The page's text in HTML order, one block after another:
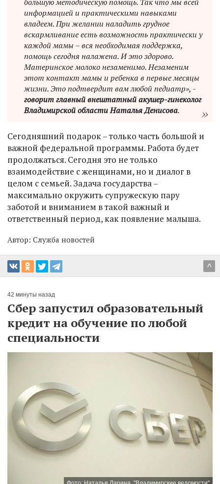
информацией и практическими навыками
владеем. При желании наладить грудное
вскармливание есть возможность практически у
каждой мамы – вся необходимая поддержка,
помощь сегодня налажена. И это здорово.
Материнское молоко незаменимо. Незаменим
этот контакт мамы и ребенка в первые месяцы
жизни. Это подтвердит вам любой педиатр», -
говорит главный внештатный акушер-гинеколог
Владимирской области Наталья Денисова.
Сегодняшний подарок – только часть большой и
важной федеральной программы. Работа будет
продолжаться. Сегодня это не только
взаимодействие с женщинами, но и диалог в
целом с семьей. Задача государства –
максимально окружить супружескую пару
заботой и вниманием в такой важный и
ответственный период, как появление малыша.
Автор: Служба новостей
^
42 минуты назад
Сбер запустил образовательный
кредит на обучение по любой
специальности